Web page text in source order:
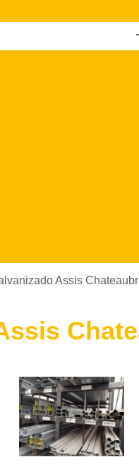
Cantoneira em Aço
Escovado
Chapa
Aço
Máquina de
Alumínio
Máquina de
Grande
Máquina de
de Solda para Soldar
Assis